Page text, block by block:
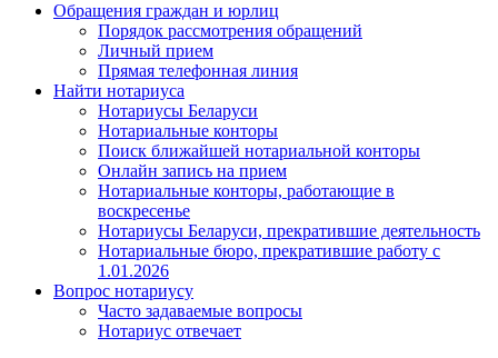
Обращения граждан и юрлиц
Порядок рассмотрения обращений
Личный прием
Прямая телефонная линия
Найти нотариуса
Нотариусы Беларуси
Нотариальные конторы
Поиск ближайшей нотариальной конторы
Онлайн запись на прием
Нотариальные конторы, работающие в
воскресенье
Нотариусы Беларуси, прекратившие деятельность
Нотариальные бюро, прекратившие работу с
1.01.2026
Вопрос нотариусу
Часто задаваемые вопросы
Нотариус отвечает